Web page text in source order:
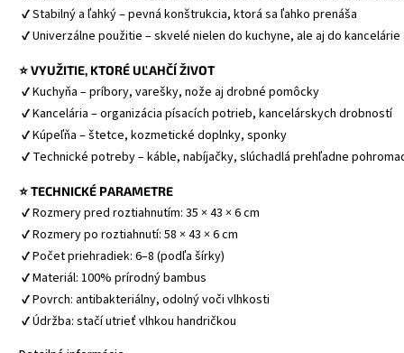
✔ Stabilný a ľahký – pevná konštrukcia, ktorá sa ľahko prenáša
✔ Univerzálne použitie – skvelé nielen do kuchyne, ale aj do
⭐ VYUŽITIE, KTORÉ UĽAHČÍ ŽIVOT
✔ Kuchyňa – príbory, varešky, nože aj drobné pomôcky
✔ Kancelária – organizácia písacích potrieb, kancelárskych drobností
✔ Kúpeľňa – štetce, kozmetické doplnky, sponky
✔ Technické potreby – káble, nabíjačky, slúchadlá prehľadne
⭐ TECHNICKÉ PARAMETRE
✔ Rozmery pred roztiahnutím: 35 × 43 × 6 cm
✔ Rozmery po roztiahnutí: 58 × 43 × 6 cm
✔ Počet priehradiek: 6–8 (podľa šírky)
✔ Materiál: 100% prírodný bambus
✔ Povrch: antibakteriálny, odolný voči vlhkosti
✔ Údržba: stačí utrieť vlhkou handričkou